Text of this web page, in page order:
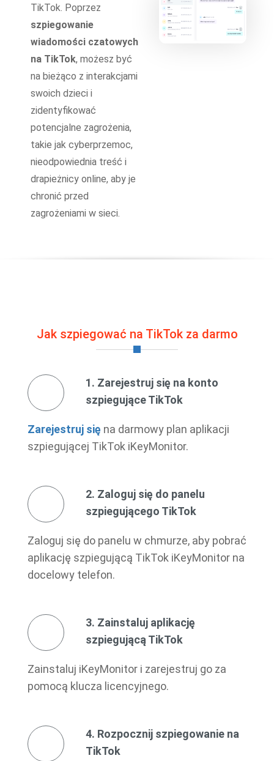
TikTok. Poprzez
szpiegowanie
wiadomości czatowych
na TikTok, możesz być
na bieżąco z interakcjami
swoich dzieci i
zidentyfikować
potencjalne zagrożenia,
takie jak cyberprzemoc,
nieodpowiednia treść i
drapieżnicy online, aby je
chronić przed
zagrożeniami w sieci.
Jak szpiegować na TikTok za darmo
1. Zarejestruj się na konto
szpiegujące TikTok
Zarejestruj się na darmowy plan aplikacji
szpiegującej TikTok iKeyMonitor.
2. Zaloguj się do panelu
szpiegującego TikTok
Zaloguj się do panelu w chmurze, aby pobrać
aplikację szpiegującą TikTok iKeyMonitor na
docelowy telefon.
3. Zainstaluj aplikację
szpiegującą TikTok
Zainstaluj iKeyMonitor i zarejestruj go za
pomocą klucza licencyjnego.
4. Rozpocznij szpiegowanie na
TikTok